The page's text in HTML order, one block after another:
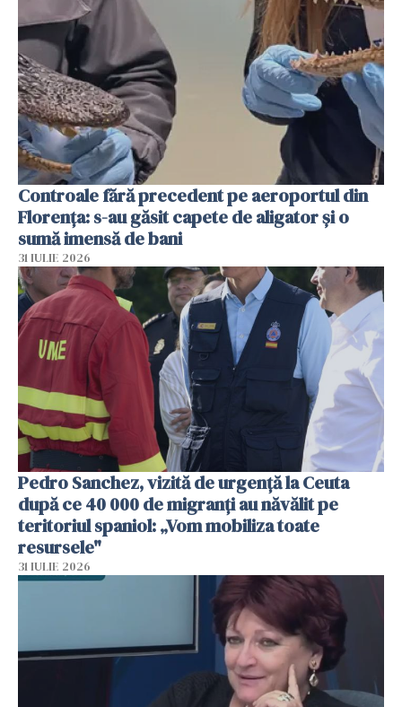
Controale fără precedent pe aeroportul din
Florența: s-au găsit capete de aligator și o
sumă imensă de bani
31 IULIE 2026
Pedro Sanchez, vizită de urgență la Ceuta
după ce 40 000 de migranți au năvălit pe
teritoriul spaniol: „Vom mobiliza toate
resursele"
31 IULIE 2026